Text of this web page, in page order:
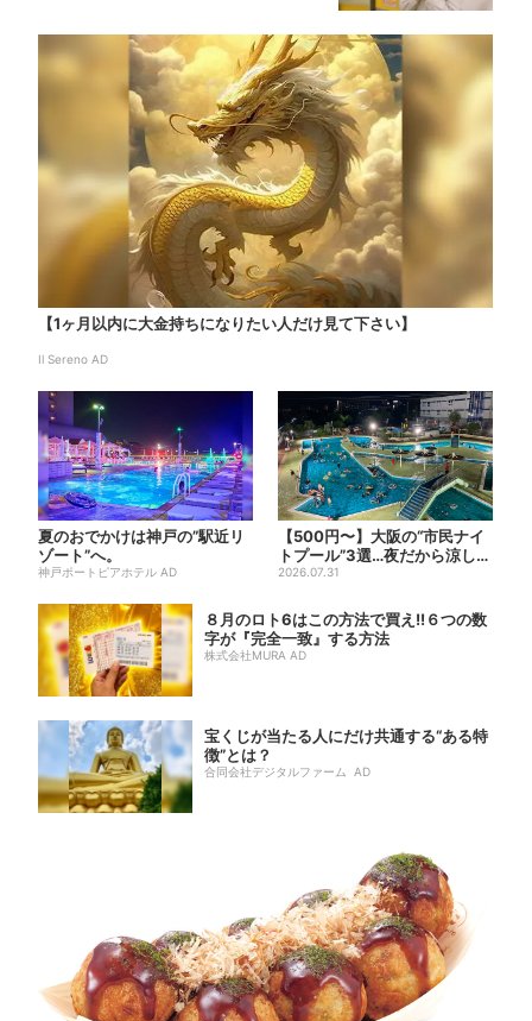
【1ヶ月以内に大金持ちになりたい人だけ見て下さい】
Il Sereno AD
夏のおでかけは神戸の”駅近リ
ゾート”へ。
神戸ポートピアホテル AD
【500円〜】大阪の“市民ナイ
トプール”3選…夜だから涼しい
＆コスパ最強
2026.07.31
８月のロト6はこの方法で買え!!６つの数
字が『完全一致』する方法
株式会社MURA AD
宝くじが当たる人にだけ共通する“ある特
徴”とは？
合同会社デジタルファーム AD